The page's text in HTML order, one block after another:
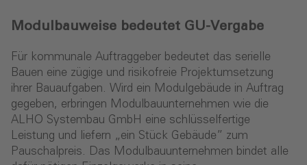
Modulbauweise bedeutet GU-Vergabe
Für kommunale Auftraggeber bedeutet das serielle
Bauen eine zügige und risikofreie Projektumsetzung
ihrer Bauaufgaben. Wird ein Modulgebäude in Auftrag
gegeben, erbringen Modulbauunternehmen wie die
ALHO Systembau GmbH eine schlüsselfertige
Leistung und liefern „ein Stück Gebäude” zum
Pauschalpreis. Das Modulbauunternehmen bindet alle